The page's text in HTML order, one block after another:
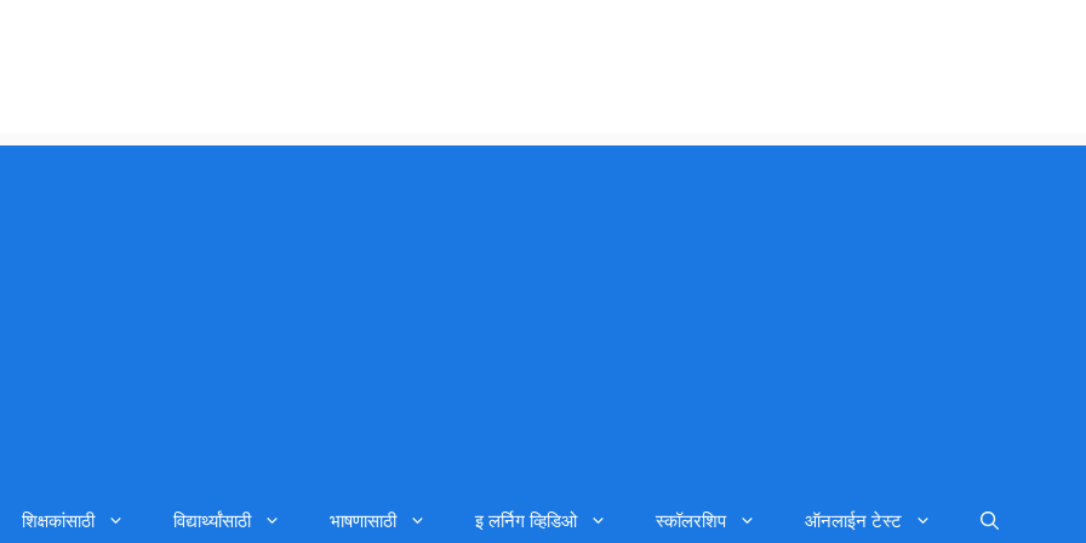
शिक्षकांसाठी विद्यार्थ्यांसाठी भाषणासाठी इ लर्निग व्हिडिओ स्कॉलरशिप ऑनलाईन टेस्ट